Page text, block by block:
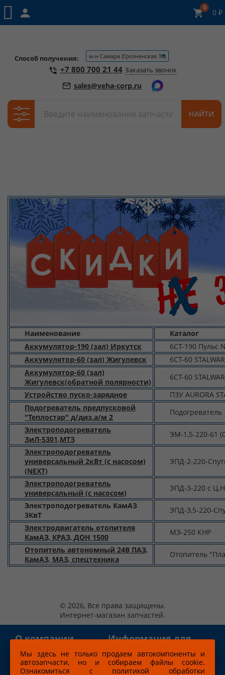
Мы здесь не только продаем автокомпоненты и
автозапчасти, но и собираем файлы cookie.
Ознакомиться с политикой обработки
0
0 ₽
Способ получения: м-н Самара (Грозненская 38)
+7 800 700 21 44 Заказать звонок
sales@veha-corp.ru
НАЙТИ
Наименование
Каталог
Аккумулятор-190 (зал) Иркутск
6СТ-190 Пульс
Аккумулятор-60 (зал) Жигулевск
6СТ-60
Аккумулятор-60 (зал)
Жигулевск(обратной полярности)
6СТ-60
Устройство пуско-зарядное
ПЗУ AURORA
Подогреватель предпусковой
"Теплостар" д/диз.а/м 2
Электроподогреватель
ЗиЛ-5301,МТЗ
ЭМ-1,5-220-61
Электроподогреватель
универсальный 2кВт (с насосом)
(NEXT)
ЭПД-2-220-
Электроподогреватель
универсальный (с насосом)
ЭПД-3-220 с
Электроподогреватель КамАЗ
3КвТ
ЭПД-3,5-220-
Электродвигатель отопителя
КамАЗ, КРАЗ, ДОН 1500
МЭ-250 КНР
Отопитель автономный 24В ПАЗ,
КамАЗ, МАЗ, спецтехника
Отопитель
© 2026, Все права защищены.
Интернет-магазин запчастей.
О компании
Новости
Информация для
клиентов
Оплата